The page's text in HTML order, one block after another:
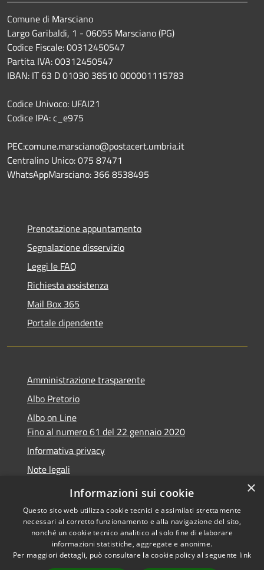
Comune di Marsciano
Largo Garibaldi, 1 - 06055 Marsciano (PG)
Codice Fiscale: 00312450547
Partita IVA: 00312450547
IBAN: IT 63 D 01030 38510 000001115783
Codice Univoco: UFAI21
Codice IPA: c_e975
PEC:comune.marsciano@postacert.umbria.it
Centralino Unico: 075 87471
WhatsAppMarsciano: 366 8538495
Prenotazione appuntamento
Segnalazione disservizio
Leggi le FAQ
Richiesta assistenza
Mail Box 365
Portale dipendente
Amministrazione trasparente
Albo Pretorio
Albo on Line
Fino al numero 61 del 22 gennaio 2020
Informativa privacy
Note legali
Dichiarazione di accessibilità
Accessibilità
Copyright © 2026 • Comune di
Marsciano • Powered by
×
Informazioni sui cookie
Questo sito web utilizza cookie tecnici e assimilati strettamente
necessari al corretto funzionamento e alla navigazione del sito,
nonché un cookie tecnico analitico al solo fine di elaborare
informazioni statistiche, aggregate e anonime.
Per maggiori dettagli, può consultare la cookie policy al seguente link